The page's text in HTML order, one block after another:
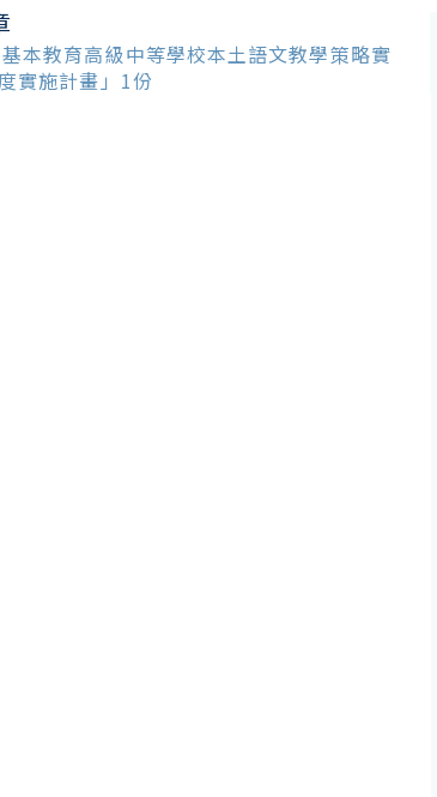
本教育高級中等學校本土語文教學策略實
實施計畫」1份